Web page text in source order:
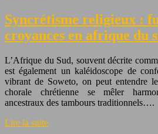
Syncrétisme religieux :
croyances en afrique du
L’Afrique du Sud, souvent décrite
est également un kaléidoscope de
vibrant de Soweto, on peut entendre
chorale chrétienne se mêler
ancestraux des tambours traditionnels….
Lire la suite